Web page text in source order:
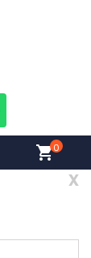
shopping_cart0
x